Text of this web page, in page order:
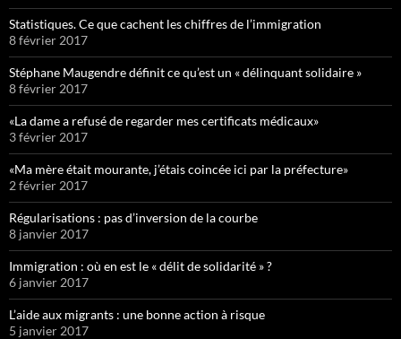
Statistiques. Ce que cachent les chiffres de l’immigration
8 février 2017
Stéphane Maugendre définit ce qu’est un « délinquant solidaire »
8 février 2017
«La dame a refusé de regarder mes certificats médicaux»
3 février 2017
«Ma mère était mourante, j’étais coincée ici par la préfecture»
2 février 2017
Régularisations : pas d’inversion de la courbe
8 janvier 2017
Immigration : où en est le « délit de solidarité » ?
6 janvier 2017
L’aide aux migrants : une bonne action à risque
5 janvier 2017